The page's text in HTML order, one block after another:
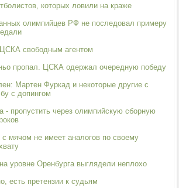
которых ловили на краже
олимпийцев РФ не последовал примеру
свободным агентом
пропал. ЦСКА одержал очередную победу
Мартен Фуркад и некоторые другие с
с допингом
- пропустить через олимпийскую сборную
мячом не имеет аналогов по своему
уровне Оренбурга выглядели неплохо
есть претензии к судьям